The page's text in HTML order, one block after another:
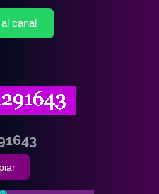
canal